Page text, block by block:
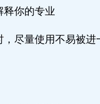
你的专业
尽量使用不易被进